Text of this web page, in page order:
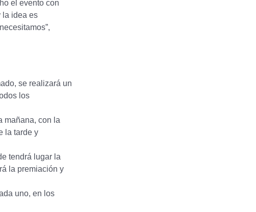
el evento con
la idea es
se realizará un
los
mañana, con la
la tarde y
tendrá lugar la
la premiación y
uno, en los